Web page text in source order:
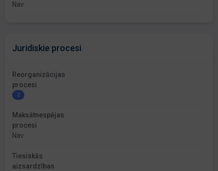
Nav
Juridiskie procesi
Reorganizācijas
procesi
2
Maksātnespējas
procesi
Nav
Tiesiskās
aizsardzības